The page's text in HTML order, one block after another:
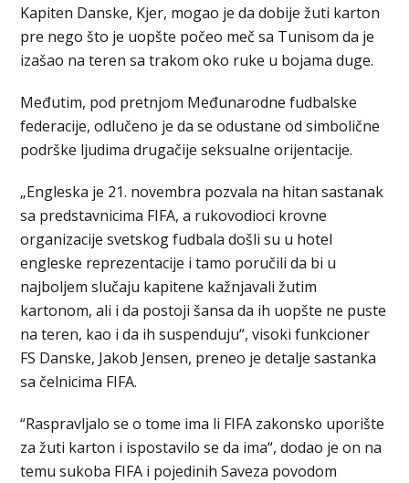
Kapiten Danske, Kjer, mogao je da dobije žuti karton
pre nego što je uopšte počeo meč sa Tunisom da je
izašao na teren sa trakom oko ruke u bojama duge.
Međutim, pod pretnjom Međunarodne fudbalske
federacije, odlučeno je da se odustane od simbolične
podrške ljudima drugačije seksualne orijentacije.
„Engleska je 21. novembra pozvala na hitan sastanak
sa predstavnicima FIFA, a rukovodioci krovne
organizacije svetskog fudbala došli su u hotel
engleske reprezentacije i tamo poručili da bi u
najboljem slučaju kapitene kažnjavali žutim
kartonom, ali i da postoji šansa da ih uopšte ne puste
na teren, kao i da ih suspenduju“, visoki funkcioner
FS Danske, Jakob Jensen, preneo je detalje sastanka
sa čelnicima FIFA.
“Raspravljalo se o tome ima li FIFA zakonsko uporište
za žuti karton i ispostavilo se da ima“, dodao je on na
temu sukoba FIFA i pojedinih Saveza povodom